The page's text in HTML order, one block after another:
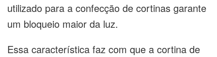
utilizado para a confecção de cortinas garante
um bloqueio maior da luz.
Essa característica faz com que a cortina de